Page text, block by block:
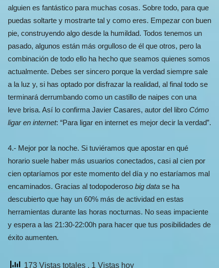
alguien es fantástico para muchas cosas. Sobre todo, para que
puedas soltarte y mostrarte tal y como eres. Empezar con buen
pie, construyendo algo desde la humildad. Todos tenemos un
pasado, algunos están más orgulloso de él que otros, pero la
combinación de todo ello ha hecho que seamos quienes somos
actualmente. Debes ser sincero porque la verdad siempre sale
a la luz y, si has optado por disfrazar la realidad, al final todo se
terminará derrumbando como un castillo de naipes con una
leve brisa. Así lo confirma Javier Casares, autor del libro Cómo
ligar en internet: “Para ligar en internet es mejor decir la verdad”.
4.- Mejor por la noche. Si tuviéramos que apostar en qué
horario suele haber más usuarios conectados, casi al cien por
cien optaríamos por este momento del día y no estaríamos mal
encaminados. Gracias al todopoderoso big data se ha
descubierto que hay un 60% más de actividad en estas
herramientas durante las horas nocturnas. No seas impaciente
y espera a las 21:30-22:00h para hacer que tus posibilidades de
éxito aumenten.
173 Vistas totales , 1 Vistas hoy